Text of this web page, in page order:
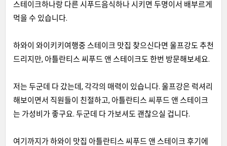
스테이크하나랑 다른 시푸드음식하나 시키면 두명이서 배부르게
먹을 수 있습니다.
하와이 와이키키여행중 스테이크 맛집 찾으신다면 울프강도 추천
드리지만, 아틀란티스 씨푸드 앤 스테이크도 한번 방문해보세요.
저는 두군데 다 갔는데 , 각각의 매력이 있습니다. 울프강은 럭셔리
해보이면서 직원들이 친절하고, 아틀란티스 씨푸드 앤 스테이크
는 가성비가 좋구요. 두군데 다 가보셔도 괜찮으실 겁니다.
여기까지가 하와이 맛집 아틀란티스 씨푸드 앤 스테이크 후기에